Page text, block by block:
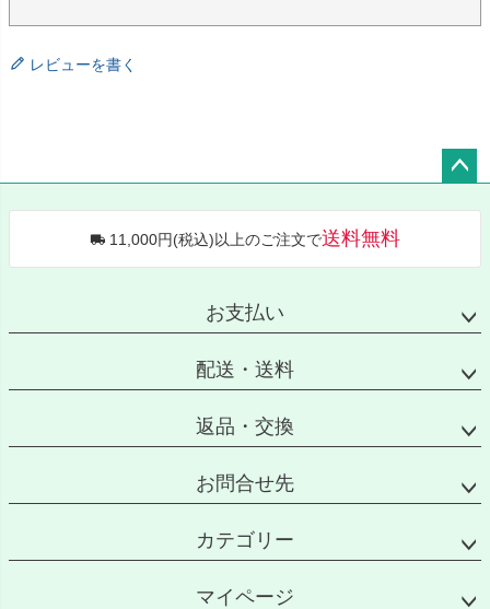
レビューを書く
へ
11,000円(税込)以上のご注文で送料無料
お支払い
配送・送料
返品・交換
お問合せ先
カテゴリー
マイページ